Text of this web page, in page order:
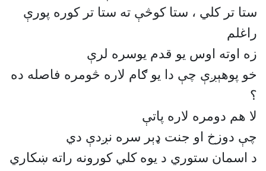
ستا تر كلي ، ستا كوڅې ته ستا تر كوره پورې
راغلم
زه اوته اوس يو قدم يوسره لرې
خو پوهېږې چې دا يو ګام لاره څومره فاصله ده
؟
لا هم دومره لاره پاتې
چې دوزخ او جنت ډېر سره نږدې دي
د اسمان ستوري د يوه كلي كورونه راته ښكاري